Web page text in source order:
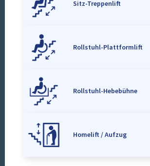
Sitz-Treppenlift
Rollstuhl-Plattformlift
Rollstuhl-Hebebühne
Homelift / Aufzug